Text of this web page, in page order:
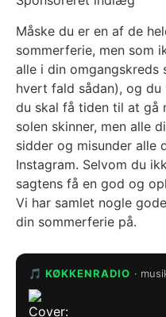
Måske du er en af de
sommerferie, men som
alle i din omgangskreds
hvert fald sådan), og
du skal få tiden til at gå
solen skinner, men alle
sidder og misunder alle
Instagram. Selvom du
sagtens få en god og
Vi har samlet nogle
din sommerferie på.
🎵 KØKKENRADIO ·